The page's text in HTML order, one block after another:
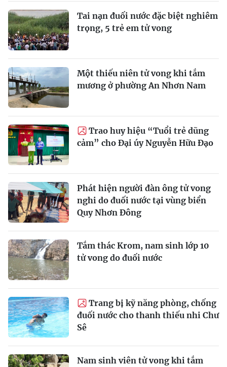
Tai nạn đuối nước đặc biệt nghiêm
trọng, 5 trẻ em tử vong
Một thiếu niên tử vong khi tắm
mương ở phường An Nhơn Nam
Trao huy hiệu “Tuổi trẻ dũng
cảm” cho Đại úy Nguyễn Hữu Đạo
Phát hiện người đàn ông tử vong
nghi do đuối nước tại vùng biển
Quy Nhơn Đông
Tắm thác Krom, nam sinh lớp 10
tử vong do đuối nước
Trang bị kỹ năng phòng, chống
đuối nước cho thanh thiếu nhi Chư
Sê
Nam sinh viên tử vong khi tắm